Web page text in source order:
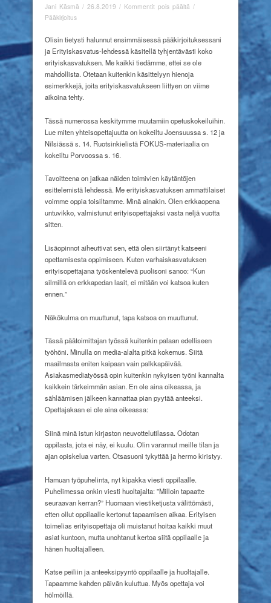
Jani Käsmä / 26.8.2019 / Kommentit pois päältä artikkelissa
anteeksi
/
Pääkirjoitus
Olisin tietysti halunnut ensimmäisessä pääkirjoituksessani
ja Erityiskasvatus-lehdessä käsitellä tyhjentävästi koko
erityiskasvatuksen. Me kaikki tiedämme, ettei se ole
mahdollista. Otetaan kuitenkin käsittelyyn hienoja
esimerkkejä, joita erityiskasvatukseen liittyen on viime
aikoina tehty.
Tässä numerossa keskitymme muutamiin opetuskokeiluihin.
Lue miten yhteisopettajuutta on kokeiltu Joensuussa s. 12 ja
Nilsiässä s. 14. Ruotsinkielistä FOKUS-materiaalia on
kokeiltu Porvoossa s. 16.
Tavoitteena on jatkaa näiden toimivien käytäntöjen
esittelemistä lehdessä. Me erityiskasvatuksen ammattilaiset
voimme oppia toisiltamme. Minä ainakin. Olen erkkaopena
untuvikko, valmistunut erityisopettajaksi vasta neljä vuotta
sitten.
Lisäopinnot aiheuttivat sen, että olen siirtänyt katseeni
opettamisesta oppimiseen. Kuten varhaiskasvatuksen
erityisopettajana työskentelevä puolisoni sanoo: “Kun
silmillä on erkkapedan lasit, ei mitään voi katsoa kuten
ennen.”
Näkökulma on muuttunut, tapa katsoa on muuttunut.
Tässä päätoimittajan työssä kuitenkin palaan edelliseen
työhöni. Minulla on media-alalta pitkä kokemus. Siitä
maailmasta eniten kaipaan vain palkkapäivää.
Asiakasmediatyössä opin kuitenkin nykyisen työni kannalta
kaikkein tärkeimmän asian. En ole aina oikeassa, ja
sähläämisen jälkeen kannattaa pian pyytää anteeksi.
Opettajakaan ei ole aina oikeassa:
Siinä minä istun kirjaston neuvottelutilassa. Odotan
oppilasta, jota ei näy, ei kuulu. Olin varannut meille tilan ja
ajan opiskelua varten. Otsasuoni tykyttää ja hermo kiristyy.
Hamuan työpuhelinta, nyt kipakka viesti oppilaalle.
Puhelimessa onkin viesti huoltajalta: ”Milloin tapaatte
seuraavan kerran?” Huomaan viestiketjusta välittömästi,
etten ollut oppilaalle kertonut tapaamisen aikaa. Erityisen
toimelias erityisopettaja oli muistanut hoitaa kaikki muut
asiat kuntoon, mutta unohtanut kertoa siitä oppilaalle ja
hänen huoltajalleen.
Katse peiliin ja anteeksipyyntö oppilaalle ja huoltajalle.
Tapaamme kahden päivän kuluttua. Myös opettaja voi
hölmöillä.